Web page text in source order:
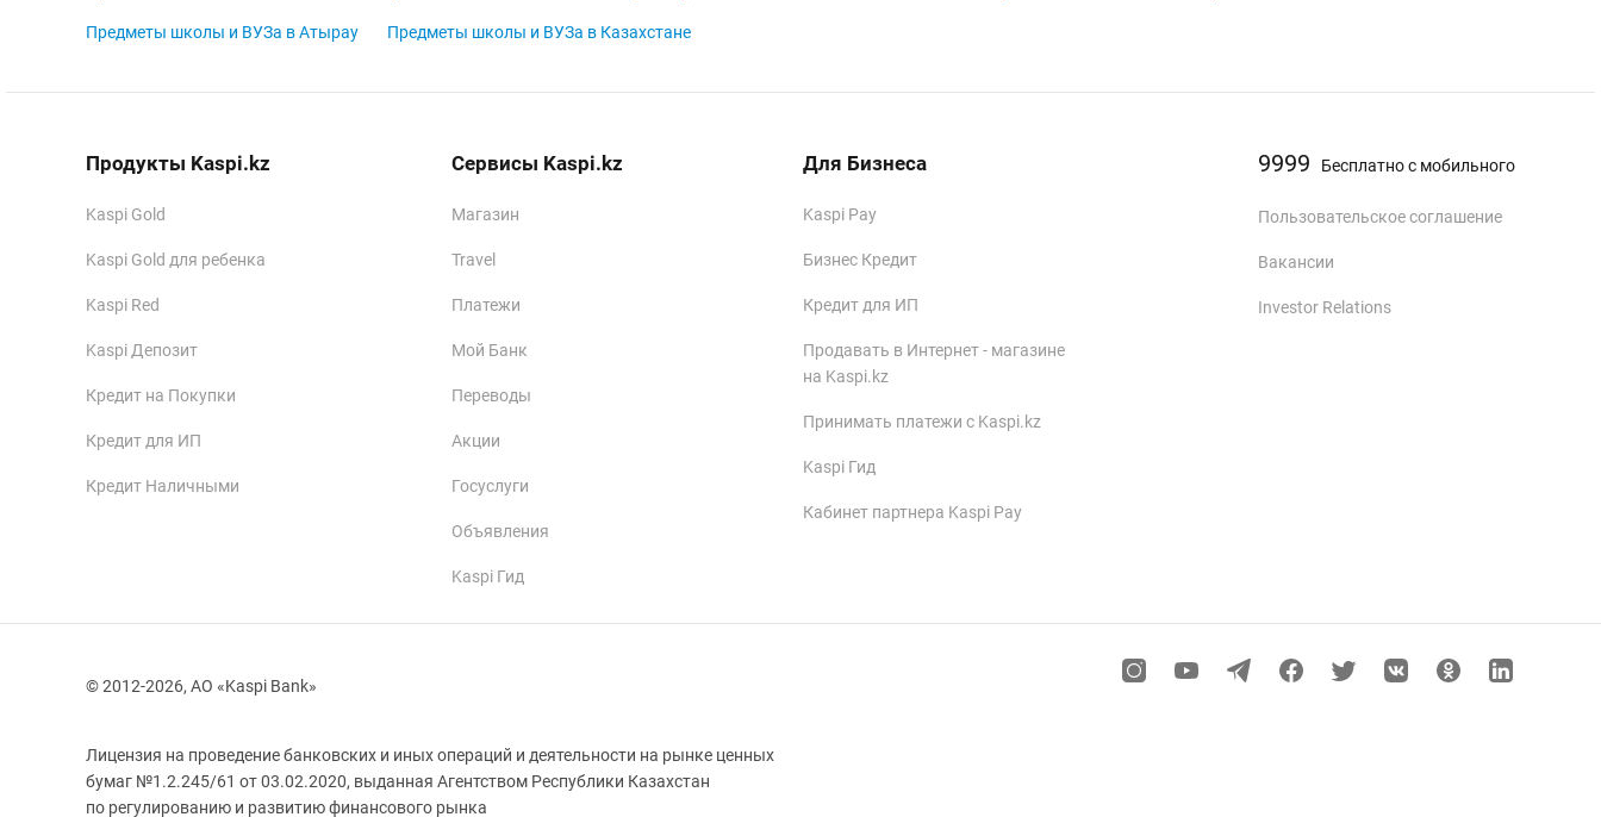
Предметы школы и ВУЗа в Атырау Предметы школы и ВУЗа в Казахстане
Продукты Kaspi.kz
Kaspi Gold
Kaspi Gold для ребенка
Kaspi Red
Kaspi Депозит
Кредит на Покупки
Кредит для ИП
Кредит Наличными
Сервисы Kaspi.kz
Магазин
Travel
Платежи
Мой Банк
Переводы
Акции
Госуслуги
Объявления
Kaspi Гид
Для Бизнеса
Kaspi Pay
Бизнес Кредит
Кредит для ИП
Продавать в Интернет - магазине
на Kaspi.kz
Принимать платежи с Kaspi.kz
Kaspi Гид
Кабинет партнера Kaspi Pay
9999 Бесплатно с мобильного
Пользовательское соглашение
Вакансии
Investor Relations
© 2012-2026, АО «Kaspi Bank»
Лицензия на проведение банковских и иных операций и деятельности на рынке ценных
бумаг №1.2.245/61 от 03.02.2020, выданная Агентством Республики Казахстан